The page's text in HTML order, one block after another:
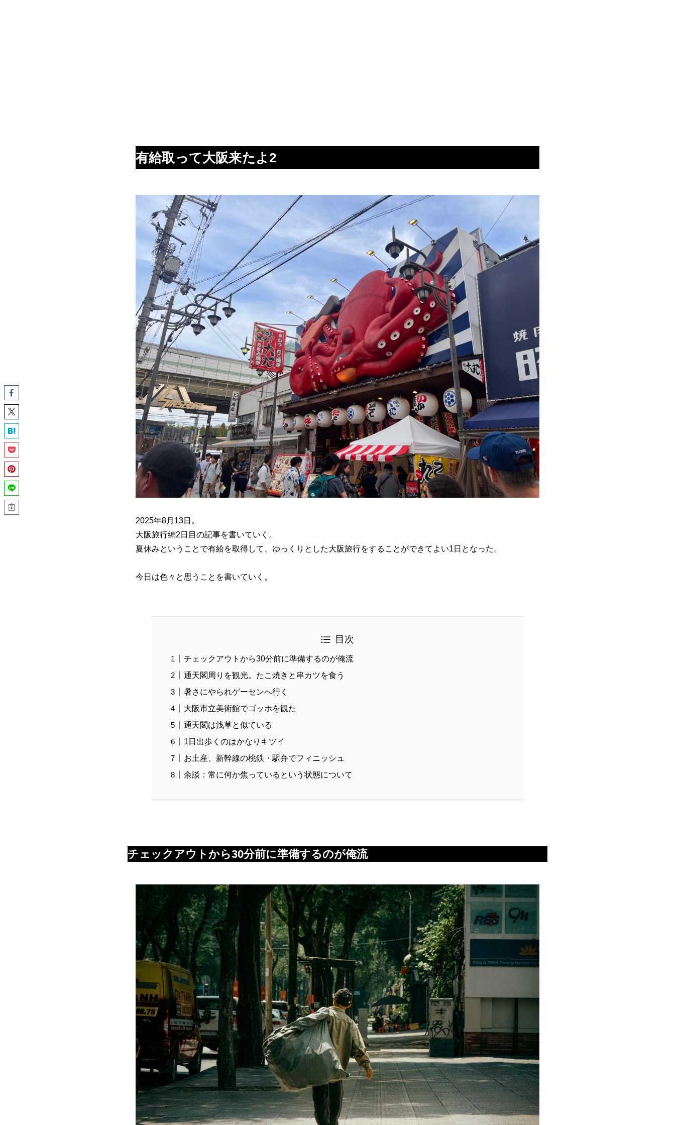
有給取って大阪来たよ2
2025年8月13日。
大阪旅行編2日目の記事を書いていく。
夏休みということで有給を取得して、ゆっくりとした大阪旅行をすることができてよい1日となった。
今日は色々と思うことを書いていく。
目次
チェックアウトから30分前に準備するのが俺流
通天閣周りを観光。たこ焼きと串カツを食う
暑さにやられゲーセンへ行く
大阪市立美術館でゴッホを観た
通天閣は浅草と似ている
1日出歩くのはかなりキツイ
お土産、新幹線の桃鉄・駅弁でフィニッシュ
余談：常に何か焦っているという状態について
チェックアウトから30分前に準備するのが俺流